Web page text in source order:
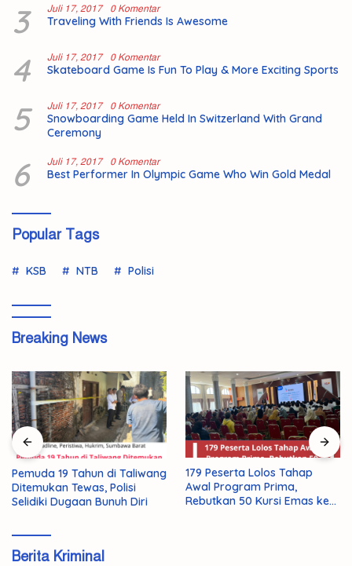
3 Juli 17, 2017 0 Komentar
Traveling With Friends Is Awesome
4 Juli 17, 2017 0 Komentar
Skateboard Game Is Fun To Play & More Exciting Sports
5 Juli 17, 2017 0 Komentar
Snowboarding Game Held In Switzerland With Grand
Ceremony
6 Juli 17, 2017 0 Komentar
Best Performer In Olympic Game Who Win Gold Medal
Popular Tags
KSB NTB Polisi
Breaking News
Pemuda 19 Tahun di Taliwang
Ditemukan Tewas, Polisi
Selidiki Dugaan Bunuh Diri
179 Peserta Lolos Tahap
Awal Program Prima,
Rebutkan 50 Kursi Emas ke
Berita Kriminal